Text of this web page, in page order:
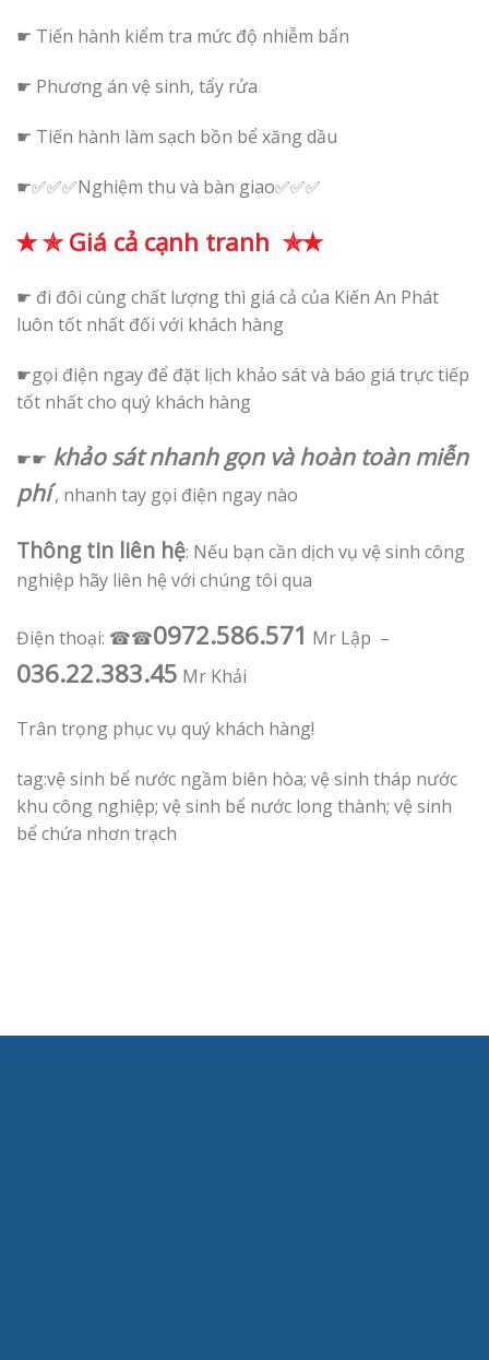
☛ Tiến hành kiểm tra mức độ nhiễm bẩn
☛ Phương án vệ sinh, tẩy rửa
☛ Tiến hành làm sạch bồn bể xăng dầu
☛✅✅✅Nghiệm thu và bàn giao✅✅✅
✭ ✯ Giá cả cạnh tranh ✯✭
☛ đi đôi cùng chất lượng thì giá cả của Kiến An Phát
luôn tốt nhất đối với khách hàng
☛gọi điện ngay để đặt lịch khảo sát và báo giá trực tiếp
tốt nhất cho quý khách hàng
☛☛ khảo sát nhanh gọn và hoàn toàn miễn
phí, nhanh tay gọi điện ngay nào
Thông tin liên hệ: Nếu bạn cần dịch vụ vệ sinh công
nghiệp hãy liên hệ với chúng tôi qua
Điện thoại: ☎☎0972.586.571 Mr Lập –
036.22.383.45 Mr Khải
Trân trọng phục vụ quý khách hàng!
tag:vệ sinh bể nước ngầm biên hòa; vệ sinh tháp nước
khu công nghiệp; vệ sinh bể nước long thành; vệ sinh
bể chứa nhơn trạch